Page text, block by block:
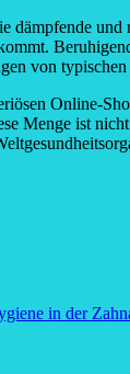
dämpfende
von
Online-
Menge ist
in der